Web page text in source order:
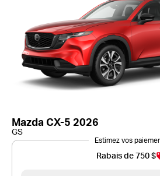
Mazda CX-5 2026
GS
Estimez vos
Rabais de 750 $